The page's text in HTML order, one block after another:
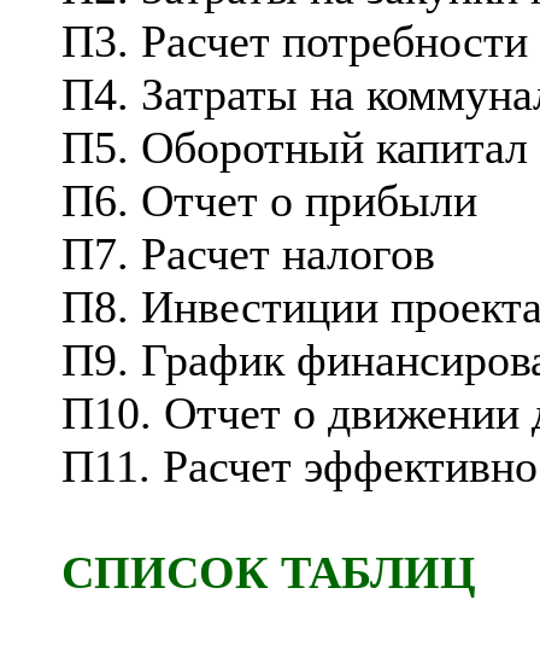
П3. Расчет
П4. Затраты на
П5. Оборотный капитал
П6. Отчет о прибыли
П7. Расчет налогов
П8. Инвестиции
П9. График
П10. Отчет о движении
П11. Расчет
СПИСОК ТАБЛИЦ